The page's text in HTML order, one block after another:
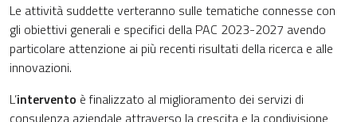
Le attività suddette verteranno sulle tematiche connesse con
gli obiettivi generali e specifici della PAC 2023-2027 avendo
particolare attenzione ai più recenti risultati della ricerca e alle
innovazioni.
L’intervento è finalizzato al miglioramento dei servizi di
consulenza aziendale attraverso la crescita e la condivisione